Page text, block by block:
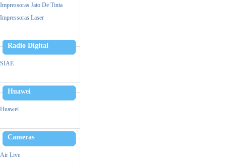
Impressoras Jato De Tinta
Impressoras Laser
Memoria
Cpu
Notebook
Ups- Nobreak
Power Bank - Carregador
Simultaneo
Leitor Biometrico
Radio Digital
SIAE
Huawei
Huawei
Cameras
Air Live